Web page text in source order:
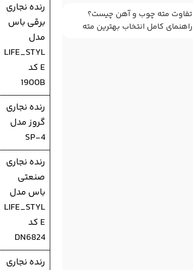
تفاوت مته چوب و آهن چیست؟
راهنمای کامل انتخاب بهترین مته
رنده نجاری
برقی باس
مدل
LIFE_STYL
E کد
1900B
رنده نجاری
گروز مدل
SP-4
رنده نجاری
صنعتی
باس مدل
LIFE_STYL
E کد
DN6824
رنده نجاری